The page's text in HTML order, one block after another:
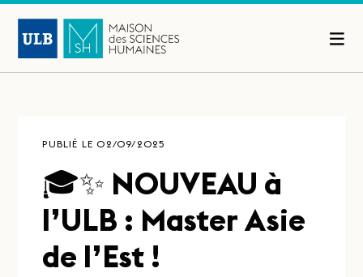
PUBLIÉ LE 02/09/2025
🎓✨ NOUVEAU à
l’ULB : Master Asie
de l’Est !